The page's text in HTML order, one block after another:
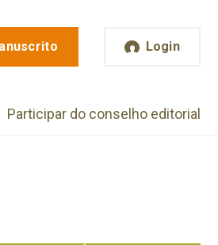
Login
Participar do conselho editorial